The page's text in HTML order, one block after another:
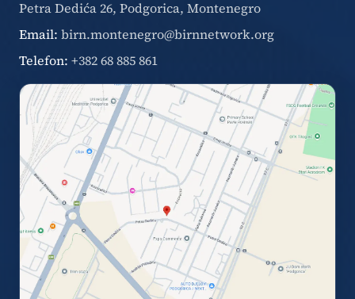
Petra Dedića 26, Podgorica, Montenegro
Email: birn.montenegro@birnnetwork.org
Telefon: +382 68 885 861